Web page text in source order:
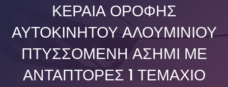
ΚΕΡΑΊΑ ΟΡΟΦΉΣ
ΑΥΤΟΚΙΝΉΤΟΥ ΑΛΟΥΜΙΝΊΟΥ
ΠΤΥΣΣΌΜΕΝΗ ΑΣΗΜΊ ΜΕ
ΑΝΤΆΠΤΟΡΕΣ 1 ΤΕΜΆΧΙΟ